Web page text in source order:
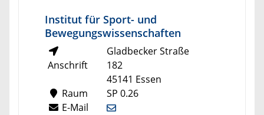
Institut für Sport- und
Bewegungswissenschaften
Anschrift
Gladbecker Straße
182
45141 Essen
Raum
SP 0.26
E-Mail